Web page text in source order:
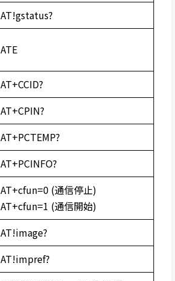
AT!gstatus?
ATE
AT+CCID?
AT+CPIN?
AT+PCTEMP?
AT+PCINFO?
AT+cfun=0 (通信停止)
AT+cfun=1 (通信開始)
AT!image?
AT!impref?